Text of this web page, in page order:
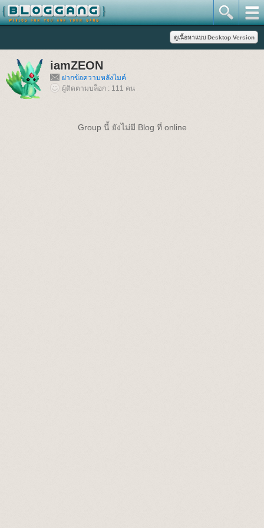
iamZEON
ฝากข้อความหลังไมค์
ผู้ติดตามบล็อก : 111 คน
Group นี้ ยังไม่มี Blog ที่ online